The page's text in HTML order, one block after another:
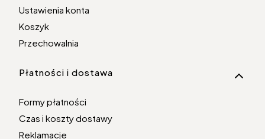
Ustawienia konta
Koszyk
Przechowalnia
Płatności i dostawa
Formy płatności
Czas i koszty dostawy
Reklamacje